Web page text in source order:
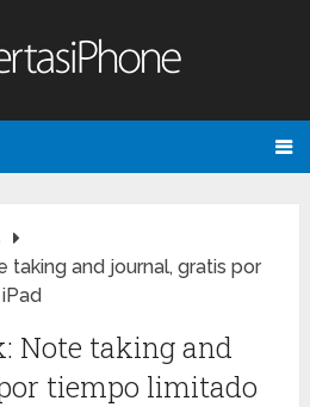
taking and journal, gratis por
Note taking and
tiempo limitado